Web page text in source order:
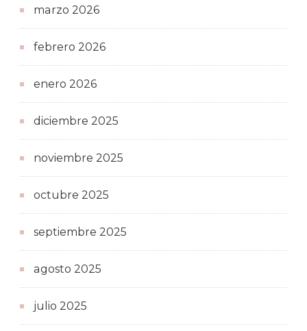
marzo 2026
febrero 2026
enero 2026
diciembre 2025
noviembre 2025
octubre 2025
septiembre 2025
agosto 2025
julio 2025